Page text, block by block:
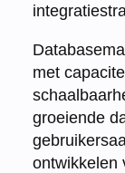
met
groeiende
ontwikkelen